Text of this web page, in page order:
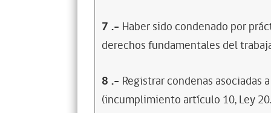
7 .- Haber sido condenado por
derechos fundamentales del
8 .- Registrar condenas asociadas
(incumplimiento artículo 10, Ley